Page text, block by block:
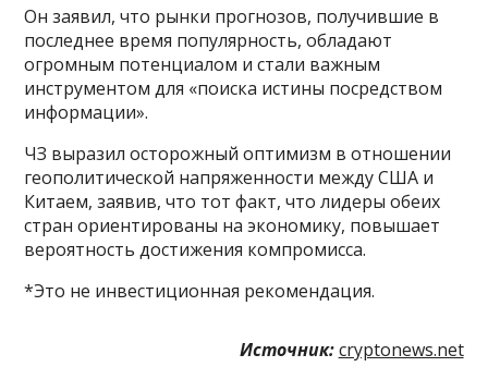
Он заявил, что рынки прогнозов, получившие в
последнее время популярность, обладают
огромным потенциалом и стали важным
инструментом для «поиска истины посредством
информации».
ЧЗ выразил осторожный оптимизм в отношении
геополитической напряженности между США и
Китаем, заявив, что тот факт, что лидеры обеих
стран ориентированы на экономику, повышает
вероятность достижения компромисса.
*Это не инвестиционная рекомендация.
Источник: cryptonews.net